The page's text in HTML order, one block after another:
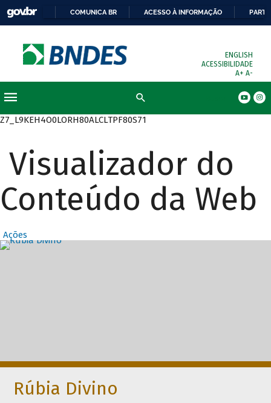
COMUNICA BR ACESSO À INFORMAÇÃO
ENGLISH
ACESSIBILIDADE
A+ A-
Z7_L9KEH4O0LORH80ALCLTPF80S71
Visualizador do
Conteúdo da Web
Ações
Destaques
Rúbia Divino